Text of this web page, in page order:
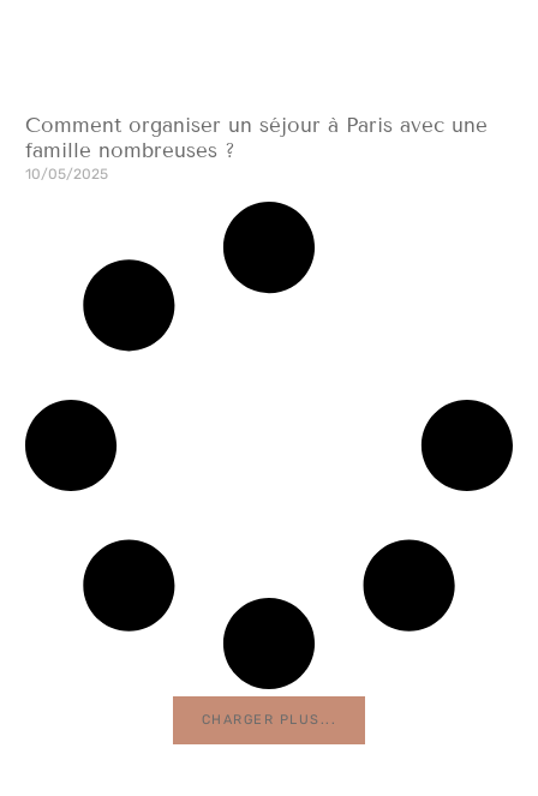
Comment organiser un séjour à Paris avec une
famille nombreuses ?
10/05/2025
CHARGER PLUS...